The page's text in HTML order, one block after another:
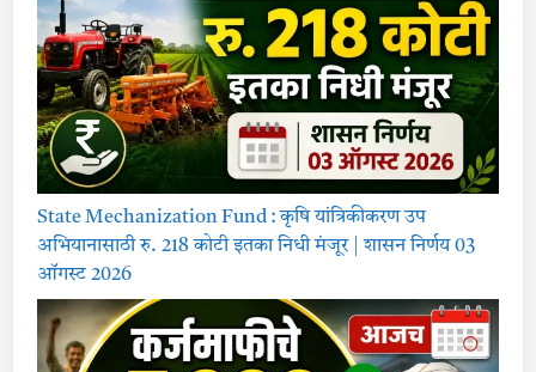
State Mechanization Fund : कृषि यांत्रिकीकरण उप
अभियानासाठी रु. 218 कोटी इतका निधी मंजूर | शासन निर्णय 03
ऑगस्ट 2026